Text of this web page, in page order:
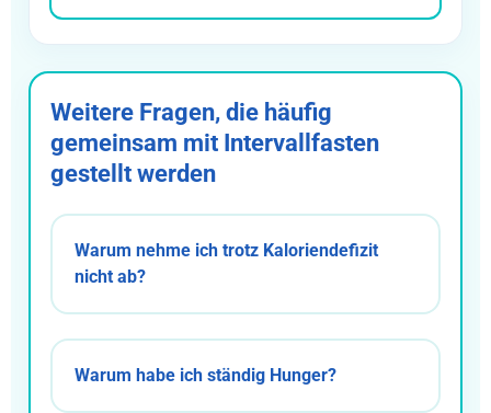
Weitere Fragen, die häufig
gemeinsam mit Intervallfasten
gestellt werden
Warum nehme ich trotz Kaloriendefizit
nicht ab?
Warum habe ich ständig Hunger?